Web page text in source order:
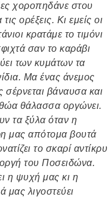
χοροπηδάνε στου
ορέξεις. Κι εμείς οι
κρατάμε το τιμόνι
σαν το καράβι
των κυμάτων τα
Μα ένας άνεμος
σέρνεται βάναυσα και
θάλασσα οργώνει.
τα ξύλα όταν η
μας απότομα βουτά
το σκαρί αντίκρυ
του Ποσειδώνα.
η ψυχή μας κι η
μας λιγοστεύει